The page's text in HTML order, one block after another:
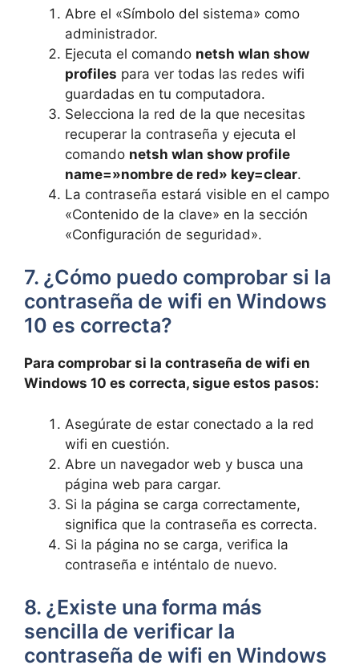
Abre el «Símbolo del sistema» como
administrador.
Ejecuta el comando netsh wlan show
profiles para ver todas las redes wifi
guardadas en tu computadora.
Selecciona la red de la que necesitas
recuperar la contraseña y ejecuta el
comando netsh wlan show profile
name=»nombre de red» key=clear.
La contraseña estará visible en el campo
«Contenido de la clave» en la sección
«Configuración de seguridad».
7. ¿Cómo puedo comprobar si la
contraseña de wifi en Windows
10 es correcta?
Para comprobar si la contraseña de wifi en
Windows 10 es correcta, sigue estos pasos:
Asegúrate de estar conectado a la red
wifi en cuestión.
Abre un navegador web y busca una
página web para cargar.
Si la página se carga correctamente,
significa que la contraseña es correcta.
Si la página no se carga, verifica la
contraseña e inténtalo de nuevo.
8. ¿Existe una forma más
sencilla de verificar la
contraseña de wifi en Windows